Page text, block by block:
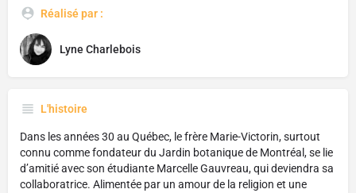
Réalisé par :
Lyne Charlebois
L'histoire
Dans les années 30 au Québec, le frère Marie-Victorin, surtout
connu comme fondateur du Jardin botanique de Montréal, se lie
d’amitié avec son étudiante Marcelle Gauvreau, qui deviendra sa
collaboratrice. Alimentée par un amour de la religion et une